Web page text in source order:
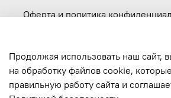
Оферта и политика
Вакансии
Обратная связь
Продолжая использовать наш сайт,
на обработку файлов cookie,
правильную работу сайта и